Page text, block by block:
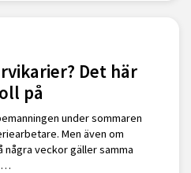
Det här
på
under sommaren
Men även om
några veckor gäller samma
…